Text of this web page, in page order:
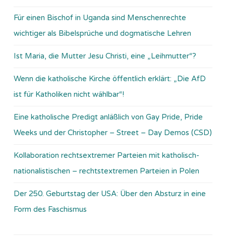
Für einen Bischof in Uganda sind Menschenrechte
wichtiger als Bibelsprüche und dogmatische Lehren
Ist Maria, die Mutter Jesu Christi, eine „Leihmutter“?
Wenn die katholische Kirche öffentlich erklärt: „Die AfD
ist für Katholiken nicht wählbar“!
Eine katholische Predigt anläßlich von Gay Pride, Pride
Weeks und der Christopher – Street – Day Demos (CSD)
Kollaboration rechtsextremer Parteien mit katholisch-
nationalistischen – rechtstextremen Parteien in Polen
Der 250. Geburtstag der USA: Über den Absturz in eine
Form des Faschismus